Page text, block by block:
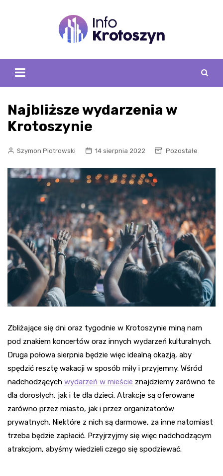
Najbliższe wydarzenia w
Krotoszynie
Szymon Piotrowski 14 sierpnia 2022 Pozostałe
Zbliżające się dni oraz tygodnie w Krotoszynie miną nam
pod znakiem koncertów oraz innych wydarzeń kulturalnych.
Druga połowa sierpnia będzie więc idealną okazją, aby
spędzić resztę wakacji w sposób miły i przyjemny. Wśród
nadchodzących wydarzeń w mieście znajdziemy zarówno te
dla dorosłych, jak i te dla dzieci. Atrakcje są oferowane
zarówno przez miasto, jak i przez organizatorów
prywatnych. Niektóre z nich są darmowe, za inne natomiast
trzeba będzie zapłacić. Przyjrzyjmy się więc nadchodzącym
atrakcjom, abyśmy wiedzieli czego się spodziewać.